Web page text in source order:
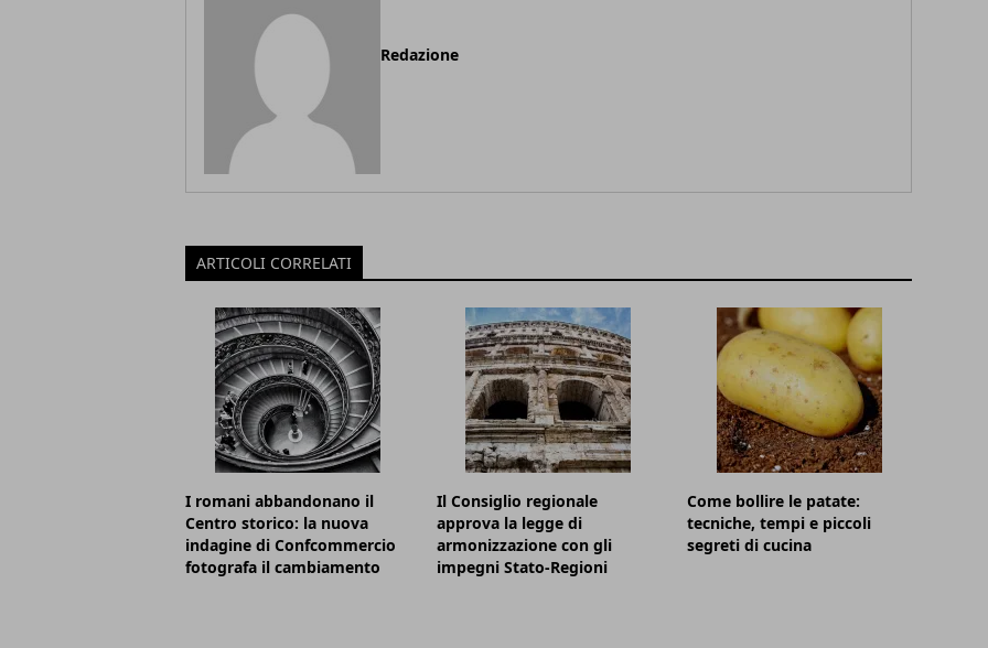
Redazione
ARTICOLI CORRELATI
I romani abbandonano il
Centro storico: la nuova
indagine di Confcommercio
fotografa il cambiamento
Il Consiglio regionale
approva la legge di
armonizzazione con gli
impegni Stato-Regioni
Come bollire le patate:
tecniche, tempi e piccoli
segreti di cucina